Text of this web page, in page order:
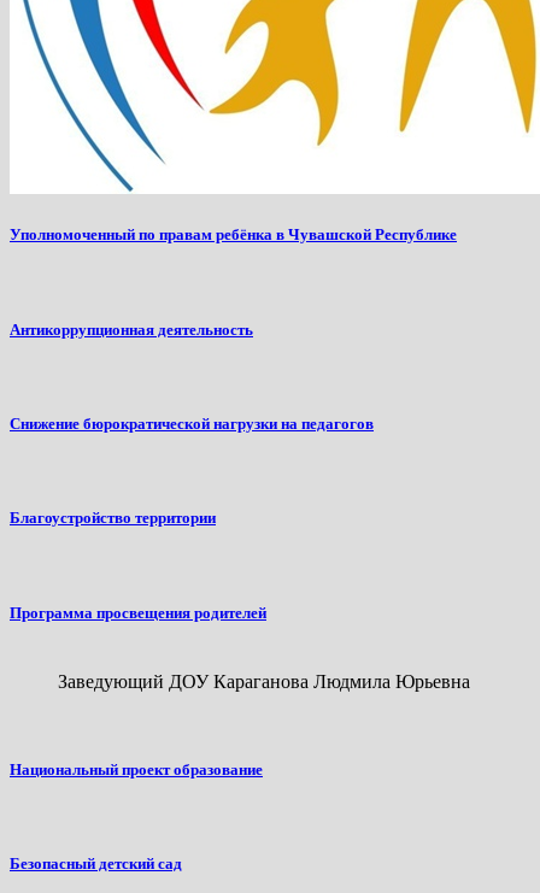
Уполномоченный по правам ребёнка в Чувашской Республике
Антикоррупционная деятельность
Снижение бюрократической нагрузки на педагогов
Благоустройство территории
Программа просвещения родителей
Заведующий ДОУ Караганова Людмила Юрьевна
Национальный проект образование
Безопасный детский сад